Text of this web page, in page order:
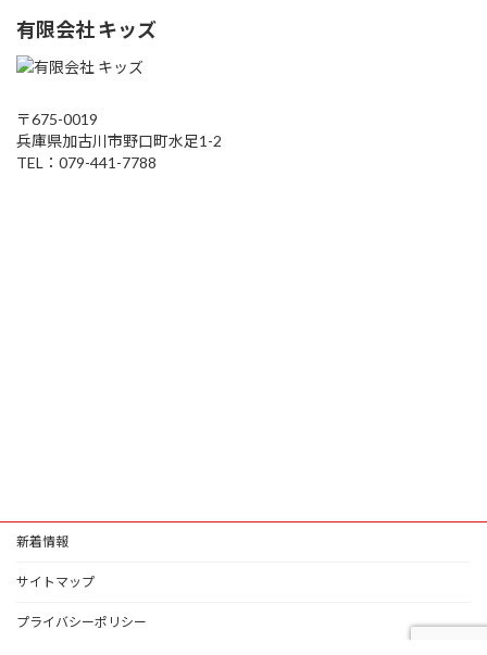
有限会社 キッズ
〒675-0019
兵庫県加古川市野口町水足1-2
TEL：079-441-7788
新着情報
サイトマップ
プライバシーポリシー